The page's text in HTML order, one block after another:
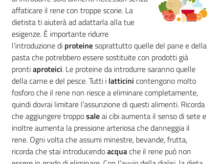
affaticare il rene con troppe scorie. La
dietista ti aiuterà ad adattarla alla tue
esigenze. È importante ridurre
l’introduzione di proteinesoprattutto quelle del pane e della
pasta che potrebbero essere sostituite con prodotti già
prontiaproteici. Le proteine da introdurre saranno quelle
della carne e del pesce. Tutti i latticini contengono molto
fosforo che il rene non riesce a eliminare completamente,
quindi dovrai limitare l’assunzione di questi alimenti. Ricorda
che aggiungere tropposaleai cibi aumenta il senso di sete e
inoltre aumenta la pressione arteriosa che danneggia il
rene. Ogni volta che assumi minestre, bevande, frutta,
ricorda che stai introducendoacquache il rene può non